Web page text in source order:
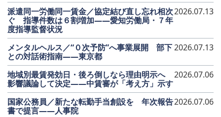
派遣同一労働同一賃金／協定結び直し忘れ相次
ぐ 指導件数は６割増加――愛知労働局・７年
度指導監督状況
2026.07.13
メンタルヘルス／“０次予防”へ事業展開 部下
との対話術指南――東京都
2026.07.13
地域別最賃発効日・後ろ倒しなら理由明示へ
影響議論して決定――中賃審が「考え方」示す
2026.07.06
国家公務員／新たな転勤手当創設を 年次報告
書で提言――人事院
2026.07.06